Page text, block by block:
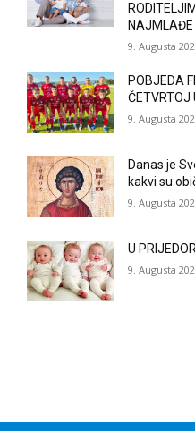
NAJMLAĐE
9. Augusta
POBJEDA
ČETVRTOJ
9. Augusta
Danas je
kakvi su
9. Augusta
U
9. Augusta